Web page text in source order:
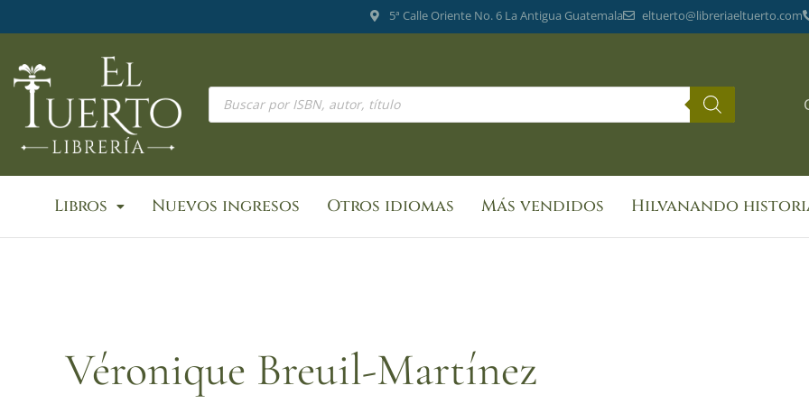
al
5ª Calle Oriente No. 6 La Antigua Guatemala eltuerto@libreriaeltuerto.com
Búsqueda
productos
Libros Nuevos ingresos Otros idiomas Más vendidos Hilvanando
Véronique Breuil-Martínez